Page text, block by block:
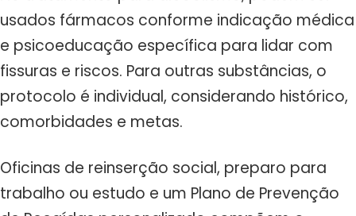
usados fármacos conforme indicação médica
e psicoeducação específica para lidar com
fissuras e riscos. Para outras substâncias, o
protocolo é individual, considerando histórico,
comorbidades e metas.
Oficinas de reinserção social, preparo para
trabalho ou estudo e um Plano de Prevenção